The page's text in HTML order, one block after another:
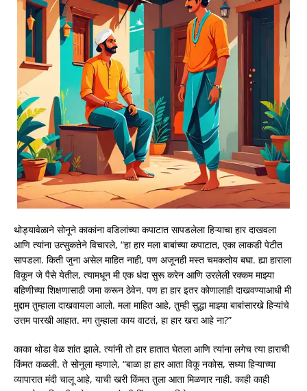
थोड्यावेळाने सोनूने काकांना वडिलांच्या कपाटात सापडलेला हिऱ्याचा हार दाखवला
आणि त्यांना उत्सुकतेने विचारले, “हा हार मला बाबांच्या कपाटात, एका लाकडी पेटीत
सापडला. किती जुना असेल माहित नाही, पण अजूनही मस्त चमकतोय बघा. ह्या हाराला
विकून जे पैसे येतील, त्यामधून मी एक धंदा सुरू करेन आणि उरलेली रक्कम माझ्या
बहिणीच्या शिक्षणासाठी जमा करून ठेवेन. पण हा हार इतर कोणालाही दाखवण्याआधी मी
मुद्दाम तुम्हाला दाखवायला आलो. मला माहित आहे, तुम्ही सुद्धा माझ्या बाबांसारखे हिऱ्यांचे
उत्तम पारखी आहात. मग तुम्हाला काय वाटतं, हा हार खरा आहे ना?”
काका थोडा वेळ शांत झाले. त्यांनी तो हार हातात घेतला आणि त्यांना लगेच त्या हाराची
किंमत कळली. ते सोनूला म्हणाले, “बाळा हा हार आता विकू नकोस, सध्या हिऱ्याच्या
व्यापारात मंदी चालू आहे, याची खरी किंमत तुला आता मिळणार नाही. काही काही